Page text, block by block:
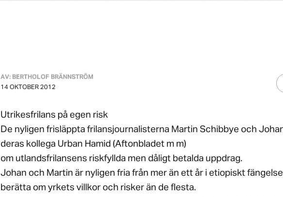
AV: BERTHOLOF BRÄNNSTRÖM
14 OKTOBER 2012
Utrikesfrilans på egen risk
De nyligen frisläppta frilansjournalisterna Martin Schibbye och
deras kollega Urban Hamid (Aftonbladet m m)
om utlandsfrilansens riskfyllda men dåligt betalda uppdrag.
Johan och Martin är nyligen fria från mer än ett år i etiopiskt
berätta om yrkets villkor och risker än de flesta.